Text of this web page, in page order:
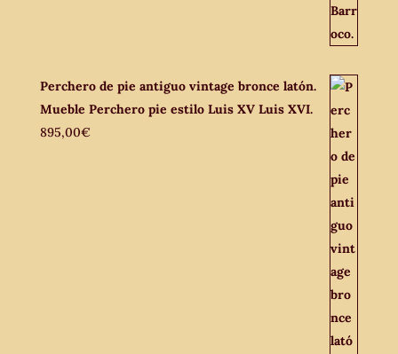
Perchero de pie antiguo vintage bronce latón.
Mueble Perchero pie estilo Luis XV Luis XVI.
895,00€